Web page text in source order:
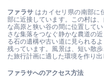
ファラサ はカイセリ県の南部に
部に近接しています。この村は
な高原と狭い谷の間に位置して
さな集落をつなぐ静かな農道の
る石の遺構や古い道に見られる
残っています。風景は、短い散
た旅行計画に適した環境を作り出
ファラサへのアクセス方法